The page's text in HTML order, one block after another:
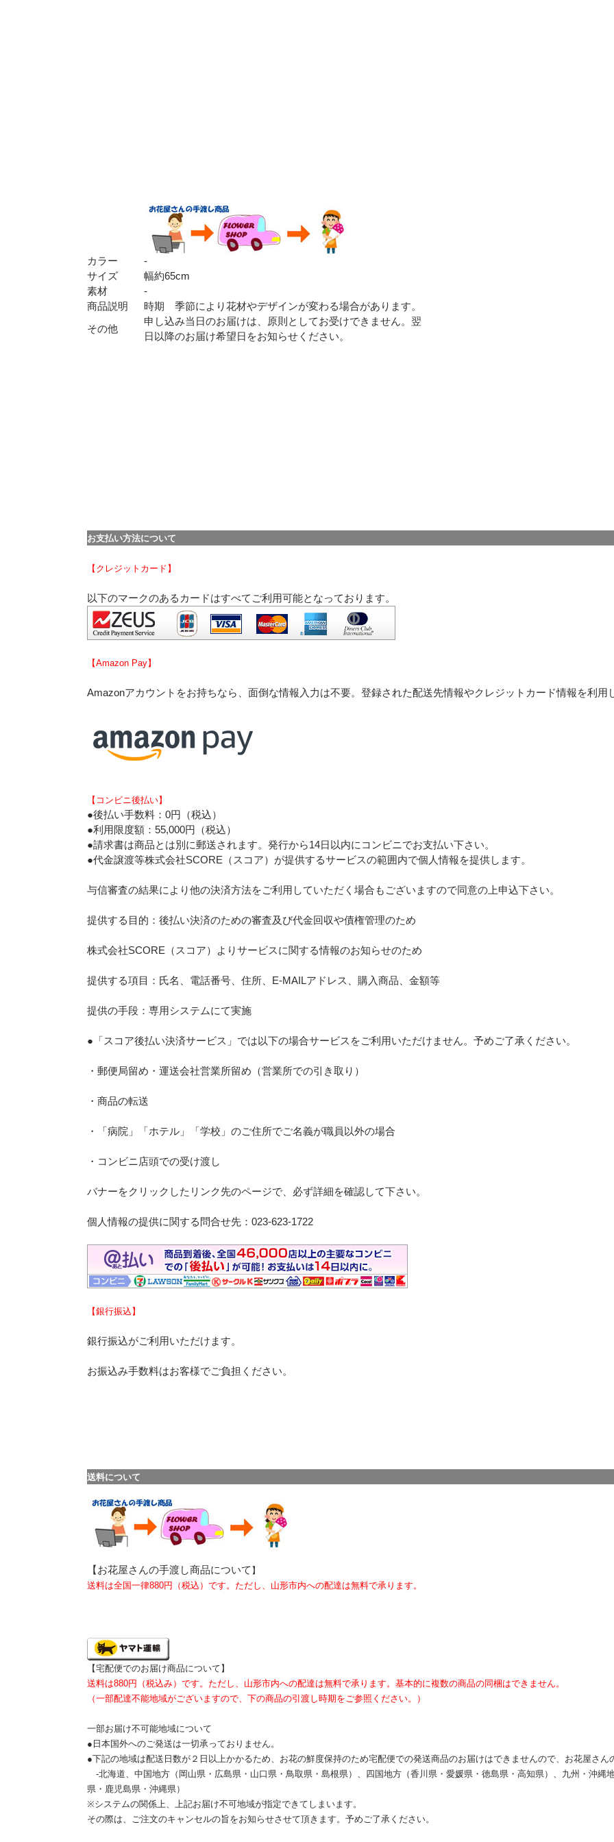
カラー
-
サイズ
幅約65cm
素材
-
商品説明
時期 季節により花材やデザインが変わる場合があります。
その他
申し込み当日のお届けは、原則としてお受けできません。翌
日以降のお届け希望日をお知らせください。
お支払い方法について
【クレジットカード】
以下のマークのあるカードはすべてご利用可能となっております。
【Amazon Pay】
Amazonアカウントをお持ちなら、面倒な情報入力は不要。登録された配送先情報やクレジットカード情報を利用
【コンビニ後払い】
●後払い手数料：0円（税込）
●利用限度額：55,000円（税込）
●請求書は商品とは別に郵送されます。発行から14日以内にコンビニでお支払い下さい。
●代金譲渡等株式会社SCORE（スコア）が提供するサービスの範囲内で個人情報を提供します。
与信審査の結果により他の決済方法をご利用していただく場合もございますので同意の上申込下さい。
提供する目的：後払い決済のための審査及び代金回収や債権管理のため
株式会社SCORE（スコア）よりサービスに関する情報のお知らせのため
提供する項目：氏名、電話番号、住所、E‐MAILアドレス、購入商品、金額等
提供の手段：専用システムにて実施
●「スコア後払い決済サービス」では以下の場合サービスをご利用いただけません。予めご了承ください。
・郵便局留め・運送会社営業所留め（営業所での引き取り）
・商品の転送
・「病院」「ホテル」「学校」のご住所でご名義が職員以外の場合
・コンビニ店頭での受け渡し
バナーをクリックしたリンク先のページで、必ず詳細を確認して下さい。
個人情報の提供に関する問合せ先：023-623-1722
【銀行振込】
銀行振込がご利用いただけます。
お振込み手数料はお客様でご負担ください。
送料について
【お花屋さんの手渡し商品について 】
送料は全国一律880円（税込）です。ただし、山形市内への配達は無料で承ります。
【宅配便でのお届け商品について】
送料は880円（税込み）です。ただし、山形市内への配達は無料で承ります。基本的に複数の商品の同梱はできません。
（一部配達不能地域がございますので、下の商品の引渡し時期をご参照ください。）
一部お届け不可能地域について
●日本国外へのご発送は一切承っておりません。
●下記の地域は配送日数が２日以上かかるため、お花の鮮度保持のため宅配便での発送商品のお届けはできませんので、お花屋さん
-北海道、中国地方（岡山県・広島県・山口県・鳥取県・島根県）、四国地方（香川県・愛媛県・徳島県・高知県）、九州・沖縄
県・鹿児島県・沖縄県）
※システムの関係上、上記お届け不可地域が指定できてしまいます。
その際は、ご注文のキャンセルの旨をお知らせさせて頂きます。予めご了承ください。